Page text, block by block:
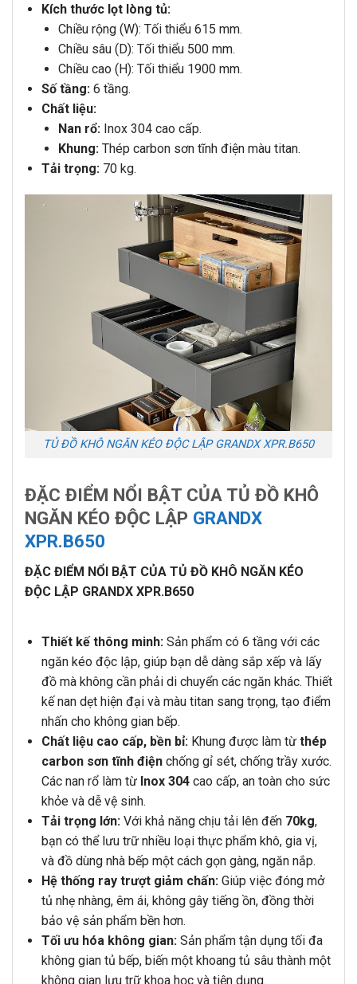
Kích thước lọt lòng tủ:
Chiều rộng (W): Tối thiểu 615 mm.
Chiều sâu (D): Tối thiểu 500 mm.
Chiều cao (H): Tối thiểu 1900 mm.
Số tầng:6 tầng.
Chất liệu:
Nan rổ:Inox 304 cao cấp.
Khung:Thép carbon sơn tĩnh điện màu titan.
Tải trọng:70 kg.
TỦ ĐỒ KHÔ NGĂN KÉO ĐỘC LẬP GRANDX XPR.B650
ĐẶC ĐIỂM NỔI BẬT CỦA TỦ ĐỒ KHÔ
NGĂN KÉO ĐỘC LẬP GRANDX
XPR.B650
ĐẶC ĐIỂM NỔI BẬT CỦA TỦ ĐỒ KHÔ NGĂN KÉO
ĐỘC LẬP GRANDX XPR.B650
Thiết kế thông minh:Sản phẩm có 6 tầng với các
ngăn kéo độc lập, giúp bạn dễ dàng sắp xếp và lấy
đồ mà không cần phải di chuyển các ngăn khác. Thiết
kế nan dẹt hiện đại và màu titan sang trọng, tạo điểm
nhấn cho không gian bếp.
Chất liệu cao cấp, bền bỉ:Khung được làm từ thép
carbon sơn tĩnh điệnchống gỉ sét, chống trầy xước.
Các nan rổ làm từ Inox 304cao cấp, an toàn cho sức
khỏe và dễ vệ sinh.
Tải trọng lớn:Với khả năng chịu tải lên đến 70kg,
bạn có thể lưu trữ nhiều loại thực phẩm khô, gia vị,
và đồ dùng nhà bếp một cách gọn gàng, ngăn nắp.
Hệ thống ray trượt giảm chấn:Giúp việc đóng mở
tủ nhẹ nhàng, êm ái, không gây tiếng ồn, đồng thời
bảo vệ sản phẩm bền hơn.
Tối ưu hóa không gian:Sản phẩm tận dụng tối đa
không gian tủ bếp, biến một khoang tủ sâu thành một
không gian lưu trữ khoa học và tiện dụng.